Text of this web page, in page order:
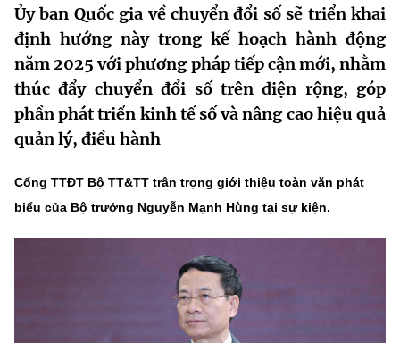
Sở hữu trí tuệ
Tiêu chuẩn, đo lường, chất lượng
Năng lượng nguyên tử
Tin tổng hợp
Lấy ý kiến người dân về dự thảo VBQPPL
Khoa học và Công nghệ
Đổi mới sáng tạo
Chuyển đổi số
Bưu chính, Viễn thông
Sở hữu trí tuệ
Năng lượng nguyên tử
Multimedia
THƯ ĐIỆN TỬ
Khác
Videos
Ảnh
Voice
Ủy ban Quốc gia về chuyển đổi số sẽ triển khai
định hướng này trong kế hoạch hành động
năm 2025 với phương pháp tiếp cận mới, nhằm
thúc đẩy chuyển đổi số trên diện rộng, góp
phần phát triển kinh tế số và nâng cao hiệu quả
quản lý, điều hành
Cổng TTĐT Bộ TT&TT trân trọng giới thiệu toàn văn phát
biểu của Bộ trưởng Nguyễn Mạnh Hùng tại sự kiện.